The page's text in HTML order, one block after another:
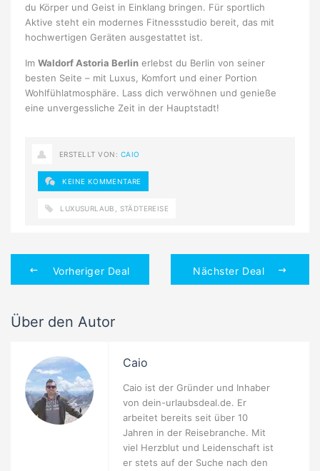
du Körper und Geist in Einklang bringen. Für sportlich
Aktive steht ein modernes Fitnessstudio bereit, das mit
hochwertigen Geräten ausgestattet ist.
Im Waldorf Astoria Berlin erlebst du Berlin von seiner
besten Seite – mit Luxus, Komfort und einer Portion
Wohlfühlatmosphäre. Lass dich verwöhnen und genieße
eine unvergessliche Zeit in der Hauptstadt!
ERSTELLT VON: CAIO
KEINE KOMMENTARE
LUXUSURLAUB STÄDTEREISE
Vorheriger Deal Nächster Deal
Über den Autor
Caio
Caio ist der Gründer und Inhaber
von dein-urlaubsdeal.de. Er
arbeitet bereits seit über 10
Jahren in der Reisebranche. Mit
viel Herzblut und Leidenschaft ist
er stets auf der Suche nach den